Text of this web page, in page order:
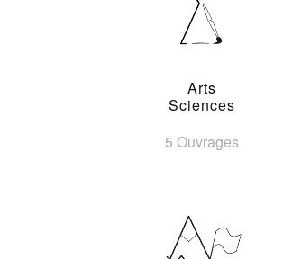
Arts
Sciences
5 Ouvrages